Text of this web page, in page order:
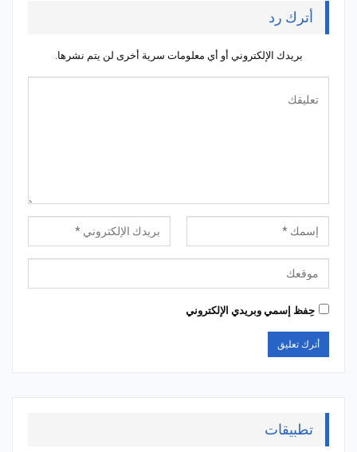
أترك رد
بريدك الإلكتروني أو أي معلومات سرية أخرى لن يتم نشرها.
حِفظ إسمي وبريدي الإلكتروني
تطبيقات